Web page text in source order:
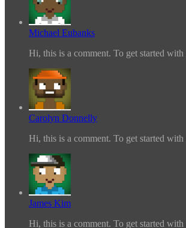
Michael Eubanks
Hi, this is a comment. To get started
Carolyn Donnelly
Hi, this is a comment. To get started
James Kim
Hi, this is a comment. To get started